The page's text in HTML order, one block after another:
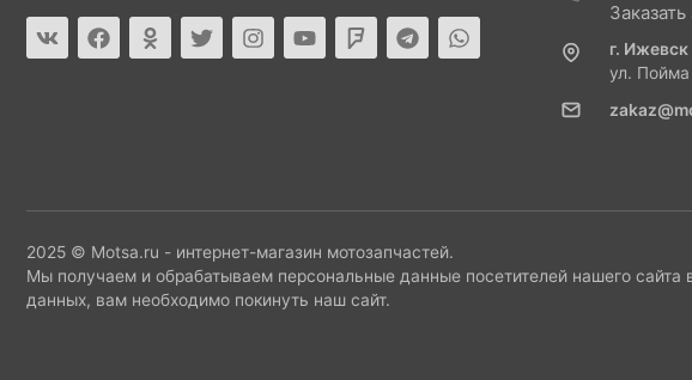
г. Ижевск
ул.
2025 © Motsa.ru - интернет-магазин мотозапчастей.
Мы получаем и обрабатываем персональные данные посетителей нашего сайта
данных, вам необходимо покинуть наш сайт.